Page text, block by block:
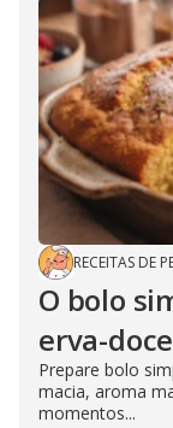
RECEITAS DE
O bolo
erva-
Prepare bolo
macia, aroma
momentos...